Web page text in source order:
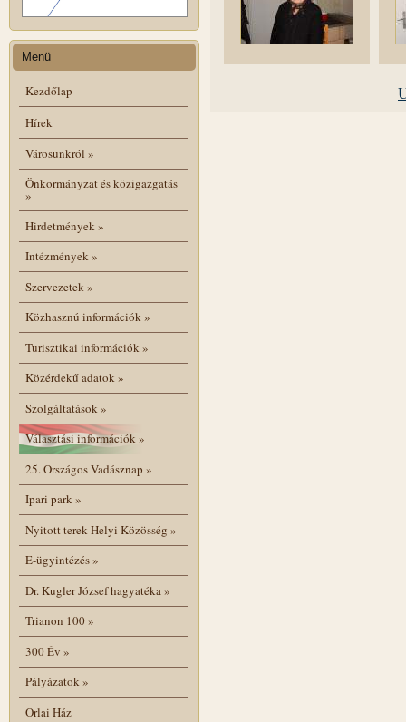
Menü
Kezdőlap
Hírek
Városunkról »
Önkormányzat és közigazgatás
»
Hirdetmények»
Intézmények»
Szervezetek»
Közhasznú információk»
Turisztikai információk»
Közérdekű adatok»
Szolgáltatások»
Választási információk»
25. Országos Vadásznap »
Ipari park»
Nyitott terek Helyi Közösség »
E-ügyintézés»
Dr. Kugler József hagyatéka»
Trianon 100»
300 Év »
Pályázatok»
Orlai Ház